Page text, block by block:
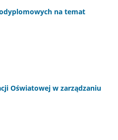
na temat
Oświatowej w zarządzaniu